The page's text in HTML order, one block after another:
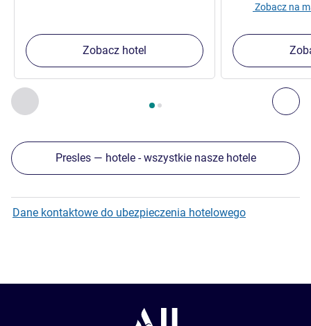
Poprzedni - Inne nasze placówki w pobliżu
Strona , Inne nasze placówki w pobliżu 1 :, Inne nasze
Zobacz hotel
Zobacz na
Presles — hotele - wszystkie nasze hotele
Dane kontaktowe do ubezpieczenia hotelowego